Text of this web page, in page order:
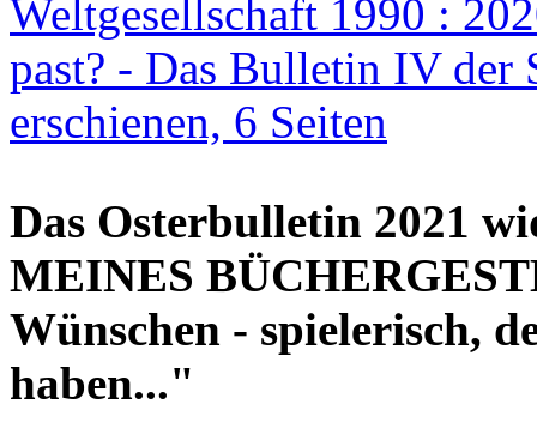
Weltgesellschaft 1990 :
past? - Das Bulletin IV der
erschienen, 6 Seiten
Das Osterbulletin 2021
MEINES
Wünschen - spielerisch,
haben..."